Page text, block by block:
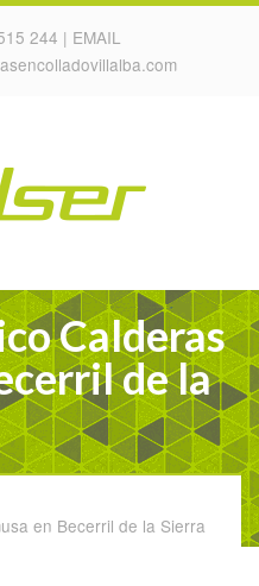
244 | EMAIL
Calderas
de la
en Becerril de la Sierra